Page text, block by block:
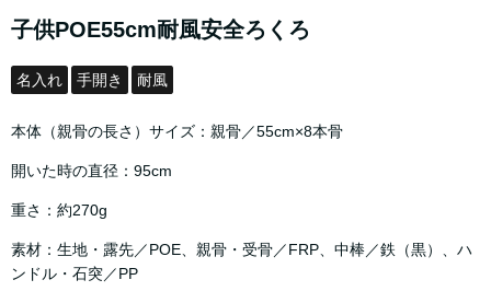
子供POE55cm耐風安全ろくろ
名入れ 手開き 耐風
本体（親骨の長さ）サイズ：親骨／55cm×8本骨
開いた時の直径：95cm
重さ：約270g
素材：生地・露先／POE、親骨・受骨／FRP、中棒／鉄（黒）、ハ
ンドル・石突／PP